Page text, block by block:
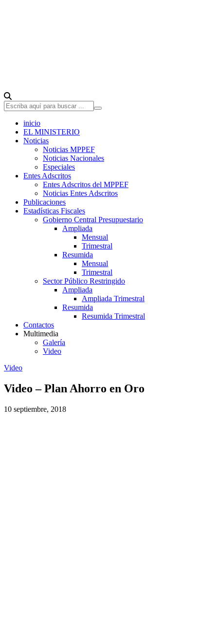
inicio
EL MINISTERIO
Noticias
Noticias MPPEF
Noticias Nacionales
Especiales
Entes Adscritos
Entes Adscritos del MPPEF
Noticias Entes Adscritos
Publicaciones
Estadísticas Fiscales
Gobierno Central Presupuestario
Ampliada
Mensual
Trimestral
Resumida
Mensual
Trimestral
Sector Público Restringido
Ampliada
Ampliada Trimestral
Resumida
Resumida Trimestral
Contactos
Multimedia
Galería
Video
Video
Video – Plan Ahorro en Oro
10 septiembre, 2018